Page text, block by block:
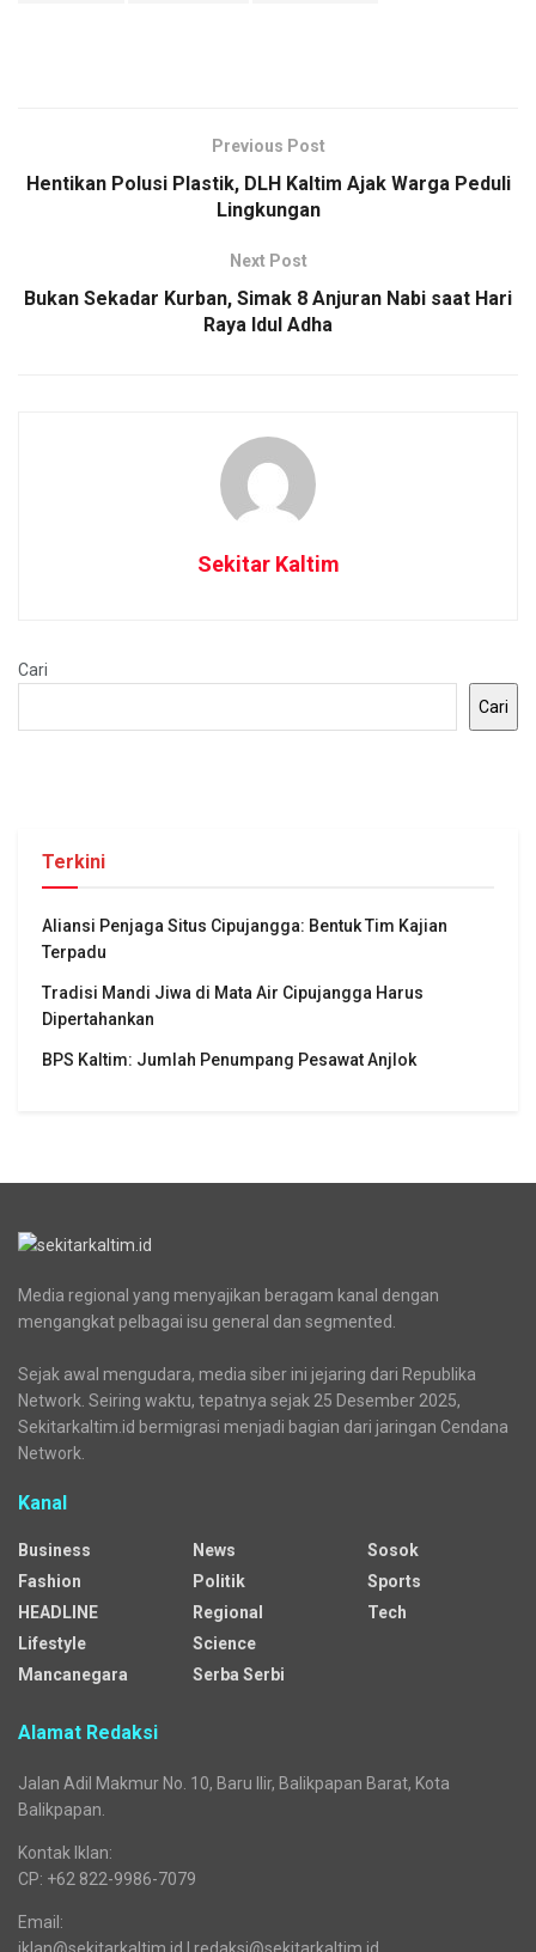
Previous Post
Hentikan Polusi Plastik, DLH Kaltim Ajak Warga Peduli
Lingkungan
Next Post
Bukan Sekadar Kurban, Simak 8 Anjuran Nabi saat Hari
Raya Idul Adha
Sekitar Kaltim
Cari
Cari
Terkini
Aliansi Penjaga Situs Cipujangga: Bentuk Tim Kajian
Terpadu
Tradisi Mandi Jiwa di Mata Air Cipujangga Harus
Dipertahankan
BPS Kaltim: Jumlah Penumpang Pesawat Anjlok
Media regional yang menyajikan beragam kanal dengan
mengangkat pelbagai isu general dan segmented.
Sejak awal mengudara, media siber ini jejaring dari Republika
Network. Seiring waktu, tepatnya sejak 25 Desember 2025,
Sekitarkaltim.id bermigrasi menjadi bagian dari jaringan Cendana
Network.
Kanal
Business
Fashion
HEADLINE
Lifestyle
Mancanegara
News
Politik
Regional
Science
Serba Serbi
Sosok
Sports
Tech
Alamat Redaksi
Jalan Adil Makmur No. 10, Baru Ilir, Balikpapan Barat, Kota
Balikpapan.
Kontak Iklan:
CP: +62 822-9986-7079
Email: